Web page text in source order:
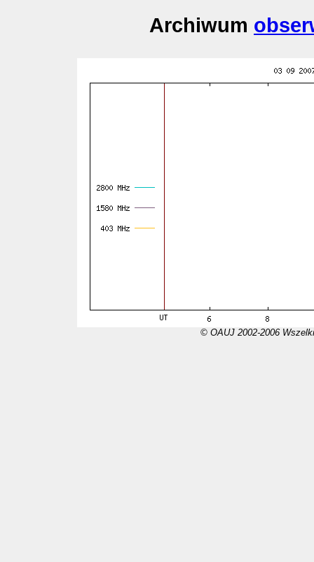
Archiwum
© OAUJ 2002-2006